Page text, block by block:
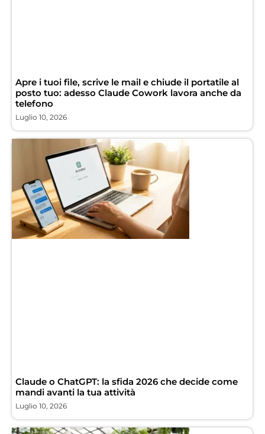
Apre i tuoi file, scrive le mail e chiude il portatile al
posto tuo: adesso Claude Cowork lavora anche da
telefono
Luglio 10, 2026
Claude o ChatGPT: la sfida 2026 che decide come
mandi avanti la tua attività
Luglio 10, 2026